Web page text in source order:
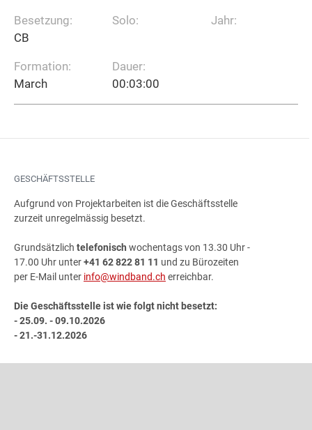
Besetzung:
CB
Formation:
March
Solo:
Dauer:
00:03:00
Jahr:
GESCHÄFTSSTELLE
Aufgrund von Projektarbeiten ist die Geschäftsstelle
zurzeit unregelmässig besetzt.
Grundsätzlich telefonisch wochentags von 13.30 Uhr -
17.00 Uhr unter+41 62 822 81 11 und zu Bürozeiten
per E-Mail unter info@windband.ch erreichbar.
Die Geschäftsstelle ist wie folgt nicht besetzt:
- 25.09. - 09.10.2026
- 21.-31.12.2026